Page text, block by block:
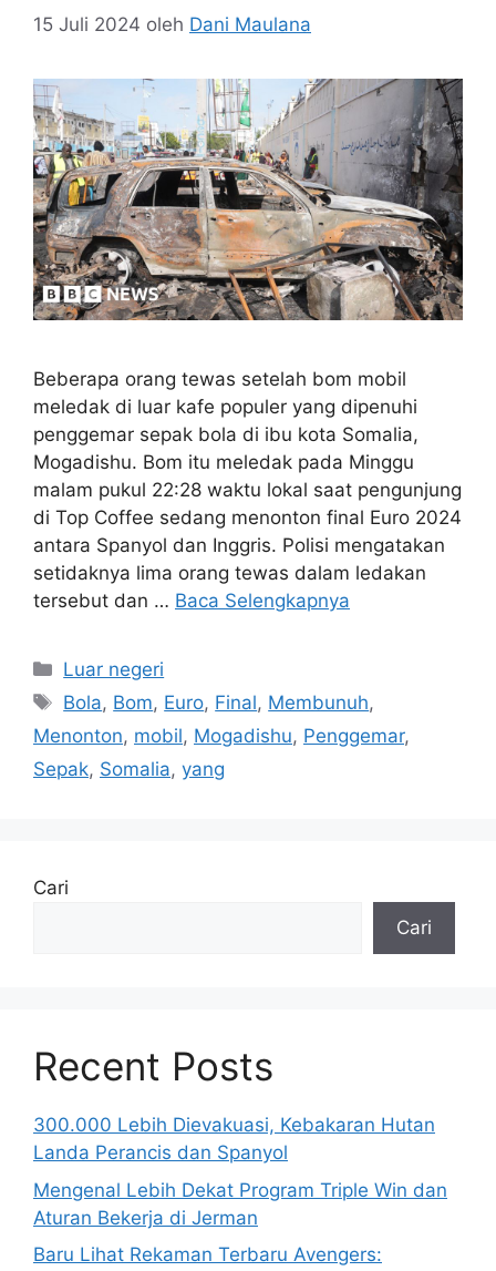
15 Juli 2024 oleh Dani Maulana
Beberapa orang tewas setelah bom mobil
meledak di luar kafe populer yang dipenuhi
penggemar sepak bola di ibu kota Somalia,
Mogadishu. Bom itu meledak pada Minggu
malam pukul 22:28 waktu lokal saat pengunjung
di Top Coffee sedang menonton final Euro 2024
antara Spanyol dan Inggris. Polisi mengatakan
setidaknya lima orang tewas dalam ledakan
tersebut dan … Baca Selengkapnya
Kategori
Luar negeri
Tag
Bola, Bom, Euro, Final, Membunuh,
Menonton, mobil, Mogadishu, Penggemar,
Sepak, Somalia, yang
Cari
Cari
Recent Posts
300.000 Lebih Dievakuasi, Kebakaran Hutan
Landa Perancis dan Spanyol
Mengenal Lebih Dekat Program Triple Win dan
Aturan Bekerja di Jerman
Baru Lihat Rekaman Terbaru Avengers: